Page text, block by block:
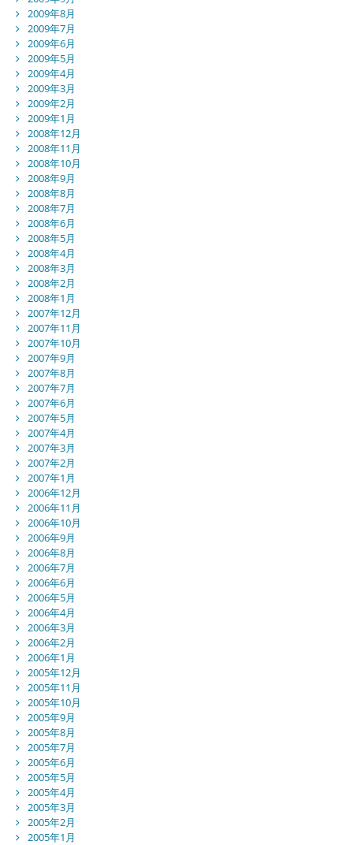
2009年8月
2009年7月
2009年6月
2009年5月
2009年4月
2009年3月
2009年2月
2009年1月
2008年12月
2008年11月
2008年10月
2008年9月
2008年8月
2008年7月
2008年6月
2008年5月
2008年4月
2008年3月
2008年2月
2008年1月
2007年12月
2007年11月
2007年10月
2007年9月
2007年8月
2007年7月
2007年6月
2007年5月
2007年4月
2007年3月
2007年2月
2007年1月
2006年12月
2006年11月
2006年10月
2006年9月
2006年8月
2006年7月
2006年6月
2006年5月
2006年4月
2006年3月
2006年2月
2006年1月
2005年12月
2005年11月
2005年10月
2005年9月
2005年8月
2005年7月
2005年6月
2005年5月
2005年4月
2005年3月
2005年2月
2005年1月